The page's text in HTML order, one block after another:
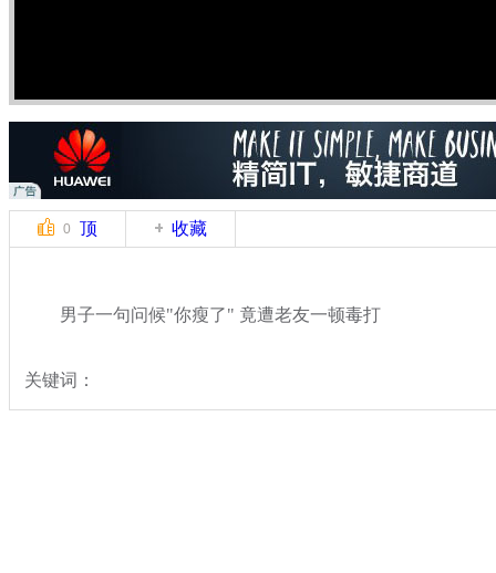
0 顶 收藏
男子一句问候"你瘦了" 竟遭老友一顿毒打
关键词：